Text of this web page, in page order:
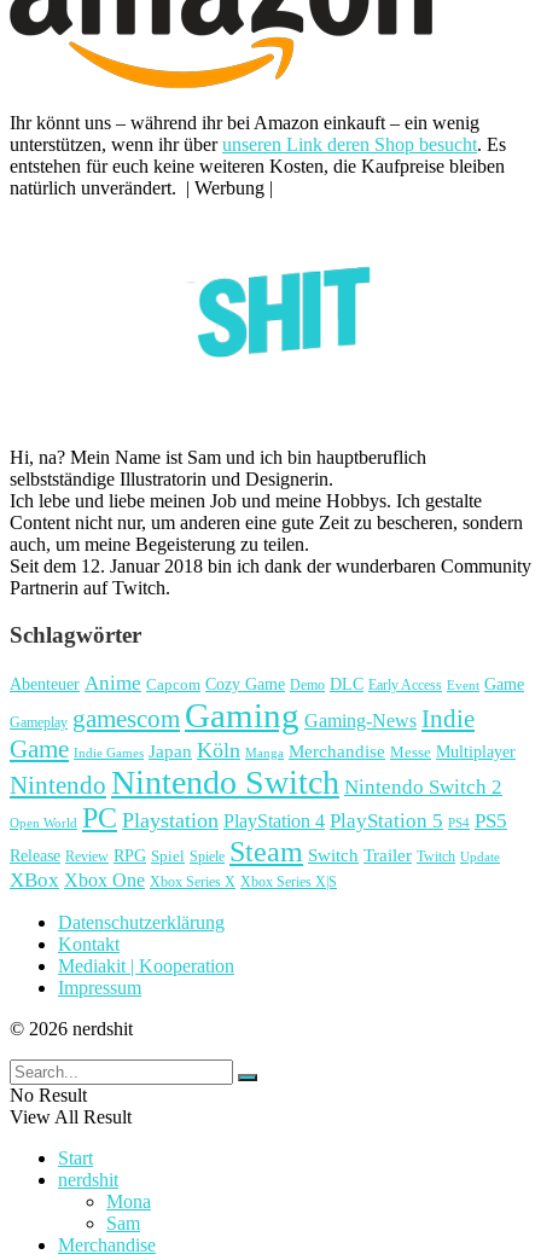
Ihr könnt uns – während ihr bei Amazon einkauft – ein wenig
unterstützen, wenn ihr überunseren Link deren Shop besucht. Es
entstehen für euch keine weiteren Kosten, die Kaufpreise bleiben
natürlich unverändert. | Werbung |
Hi, na? Mein Name ist Sam und ich bin hauptberuflich
selbstständige Illustratorin und Designerin.
Ich lebe und liebe meinen Job und meine Hobbys. Ich gestalte
Content nicht nur, um anderen eine gute Zeit zu bescheren, sondern
auch, um meine Begeisterung zu teilen.
Seit dem 12. Januar 2018 bin ich dank der wunderbaren Community
Partnerin auf Twitch.
Schlagwörter
Abenteuer Anime Capcom Cozy Game Demo DLC Early Access Event Game
Gameplay gamescom Gaming Gaming-News Indie
Game Indie Games Japan Köln Manga Merchandise Messe Multiplayer
Nintendo Nintendo Switch Nintendo Switch 2
Open World PC Playstation PlayStation 4 PlayStation 5 PS4 PS5
Release Review RPG Spiel Spiele Steam Switch Trailer Twitch Update
XBox Xbox One Xbox Series X Xbox Series X|S
Datenschutzerklärung
Kontakt
Mediakit | Kooperation
Impressum
© 2026 nerdshit
No Result
View All Result
Start
nerdshit
Mona
Sam
Merchandise